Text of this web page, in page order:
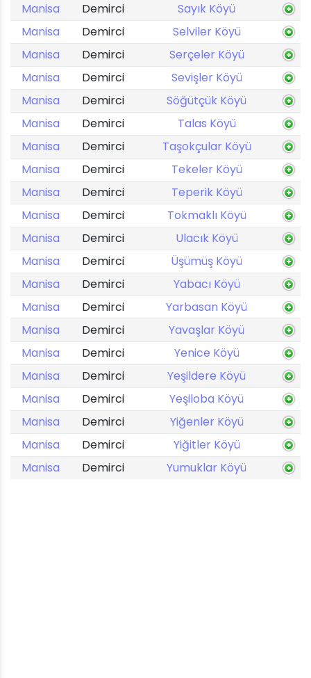
Manisa
Demirci
Sayık Köyü
Manisa
Demirci
Selviler Köyü
Manisa
Demirci
Serçeler Köyü
Manisa
Demirci
Sevişler Köyü
Manisa
Demirci
Söğütçük Köyü
Manisa
Demirci
Talas Köyü
Manisa
Demirci
Taşokçular Köyü
Manisa
Demirci
Tekeler Köyü
Manisa
Demirci
Teperik Köyü
Manisa
Demirci
Tokmaklı Köyü
Manisa
Demirci
Ulacık Köyü
Manisa
Demirci
Üşümüş Köyü
Manisa
Demirci
Yabacı Köyü
Manisa
Demirci
Yarbasan Köyü
Manisa
Demirci
Yavaşlar Köyü
Manisa
Demirci
Yenice Köyü
Manisa
Demirci
Yeşildere Köyü
Manisa
Demirci
Yeşiloba Köyü
Manisa
Demirci
Yiğenler Köyü
Manisa
Demirci
Yiğitler Köyü
Manisa
Demirci Yumuklar Köyü